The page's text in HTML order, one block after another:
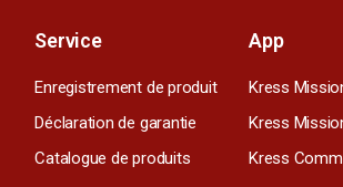
Service
Enregistrement de produit
Déclaration de garantie
Catalogue de produits
App
Kress
Kress
Kress